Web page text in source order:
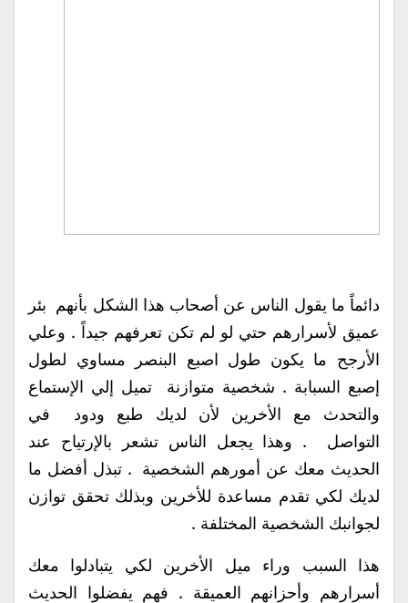
دائماً ما يقول الناس عن أصحاب هذا الشكل بأنهم بئر
عميق لأسرارهم حتي لو لم تكن تعرفهم جيداً . وعلي
الأرجح ما يكون طول اصبع البنصر مساوي لطول
إصبع السبابة . شخصية متوازنة تميل إلي الإستماع
والتحدث مع الأخرين لأن لديك طبع ودود في
التواصل . وهذا يجعل الناس تشعر بالإرتياح عند
الحديث معك عن أمورهم الشخصية . تبذل أفضل ما
لديك لكي تقدم مساعدة للأخرين وبذلك تحقق توازن
لجوانبك الشخصية المختلفة .
هذا السبب وراء ميل الأخرين لكي يتبادلوا معك
أسرارهم وأحزانهم العميقة . فهم يفضلوا الحديث